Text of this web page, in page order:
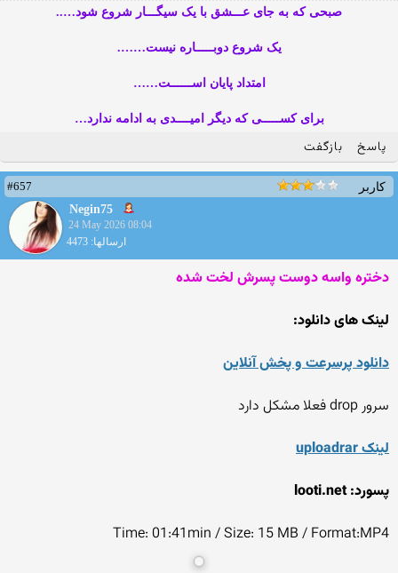
صبحی که به جای عـــشق با یک سیگـــار شروع شود…..
یک شروع دوبـــــاره نیست…….
امتداد پایان اســــــت……
برای کســـــی که دیگر امیــــدی به ادامه ندارد…
پاسخ بازگفت
کاربر
#657
Negin75
24 May 2026 08:04
ارسالها: 4473
دختره واسه دوست پسرش لخت شده
لینک های دانلود:
دانلود پرسرعت و پخش آنلاین
سرور drop فعلا مشکل دارد
لینک uploadrar
پسورد: looti.net
Time: 01:41min / Size: 15 MB / Format:MP4